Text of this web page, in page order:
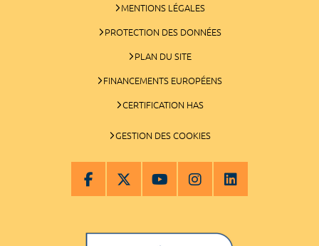
MENTIONS LÉGALES
PROTECTION DES DONNÉES
PLAN DU SITE
FINANCEMENTS EUROPÉENS
CERTIFICATION HAS
GESTION DES COOKIES